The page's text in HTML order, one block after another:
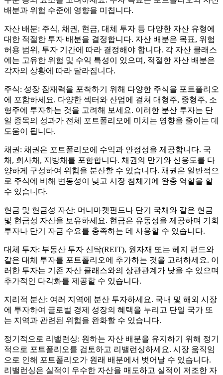
배분과 위험 수준에 영향을 미칩니다.
자산 배분: 주식, 채권, 현금, 대체 투자 등 다양한 자산 유형에
대한 적절한 투자 배분을 결정합니다. 자산 배분은 목표, 위험
허용 범위, 투자 기간에 따라 결정해야 합니다. 각 자산 클래스
에는 고유한 위험 및 수익 특성이 있으며, 적절한 자산 배분은
각자의 상황에 따라 달라집니다.
주식: 성장 잠재력을 포착하기 위해 다양한 주식을 포트폴리오
에 포함하세요. 다양한 섹터와 산업에 걸쳐 대형주, 중형주, 소
형주에 투자하는 것을 고려해 보세요. 이러한 분산 투자는 단
일 종목의 성과가 전체 포트폴리오에 미치는 영향을 줄이는 데
도움이 됩니다.
채권: 채권은 포트폴리오에 수익과 안정성을 제공합니다. 국
채, 회사채, 지방채를 포함합니다. 채권의 만기와 신용도를 다
양하게 구성하여 위험을 분산할 수 있습니다. 채권은 일반적으
로 주식에 비해 변동성이 낮고 시장 침체기에 완충 역할을 할
수 있습니다.
현금 및 현금성 자산: 머니마켓펀드나 단기 국채와 같은 현금
및 현금성 자산을 보유하세요. 현금은 유동성을 제공하며 기회
투자나 단기 자금 수요를 충족하는 데 사용할 수 있습니다.
대체 투자: 부동산 투자 신탁(REIT), 원자재 또는 헤지 펀드와
같은 대체 투자를 포트폴리오에 추가하는 것을 고려하세요. 이
러한 투자는 기존 자산 클래스와의 상관관계가 낮을 수 있으며
추가적인 다각화를 제공할 수 있습니다.
지리적 분산: 여러 지역에 분산 투자하세요. 국내 및 해외 시장
에 투자하여 글로벌 경제 성장의 혜택을 누리고 단일 국가 또
는 지역과 관련된 위험을 완화할 수 있습니다.
정기적으로 리밸런싱: 원하는 자산 배분을 유지하기 위해 정기
적으로 포트폴리오를 검토하고 리밸런싱하세요. 시장 움직임
으로 인해 포트폴리오가 원래 배분에서 벗어날 수 있습니다.
리밸런싱은 실적이 우수한 자산을 매도하고 실적이 저조한 자